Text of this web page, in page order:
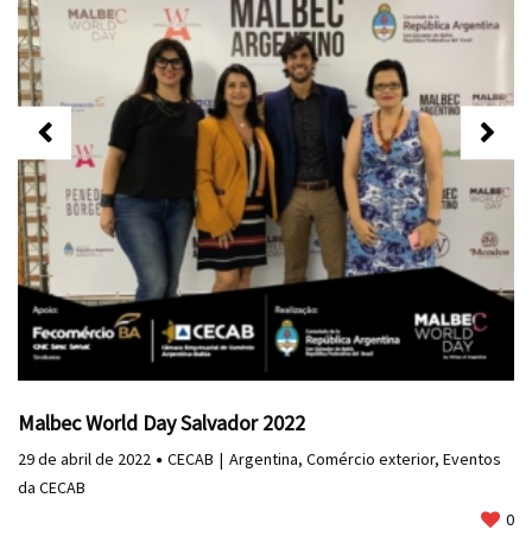
Malbec World Day Salvador 2022
29 de abril de 2022 CECAB Argentina, Comércio exterior, Eventos
da CECAB
0